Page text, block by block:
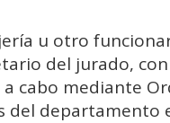
u otro
del jurado,
cabo mediante
del departamento